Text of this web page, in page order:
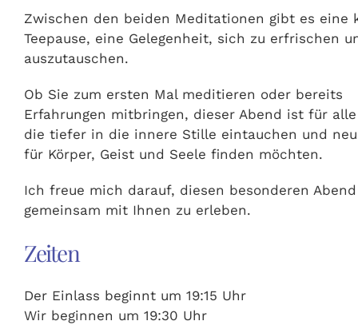
Zwischen den beiden Meditationen gibt es eine
Teepause, eine Gelegenheit, sich zu erfrischen
auszutauschen.
Ob Sie zum ersten Mal meditieren oder bereits
Erfahrungen mitbringen, dieser Abend ist für
die tiefer in die innere Stille eintauchen und
für Körper, Geist und Seele finden möchten.
Ich freue mich darauf, diesen besonderen Abend
gemeinsam mit Ihnen zu erleben.
Zeiten
Der Einlass beginnt um 19:15 Uhr
Wir beginnen um 19:30 Uhr